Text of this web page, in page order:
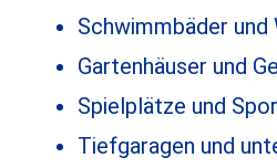
Schwimmbäder
Gartenhäuser und
Spielplätze und
Tiefgaragen und